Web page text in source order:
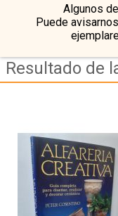
Algunos
Puede